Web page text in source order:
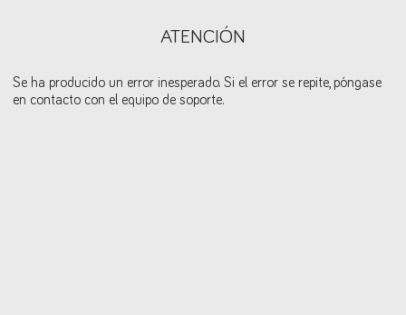
ATENCIÓN
Se ha producido un error inesperado. Si el error se repite, póngase
en contacto con el equipo de soporte.